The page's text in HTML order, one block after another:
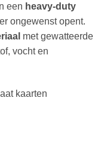
een heavy-duty
ongewenst opent.
met gewatteerde
vocht en
kaarten